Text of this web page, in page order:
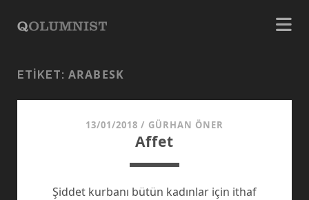
ETIKET: ARABESK
13/01/2018 / GÜRHAN ÖNER
Affet
Şiddet kurbanı bütün kadınlar için ithaf